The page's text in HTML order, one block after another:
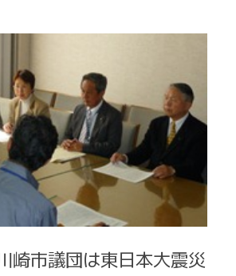
崎市議団は東日本大震災